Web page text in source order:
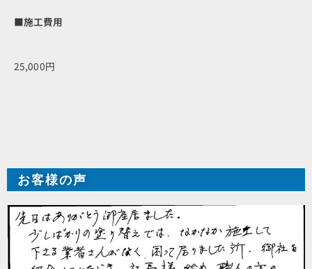
■施工費用
25,000円
お客様の声